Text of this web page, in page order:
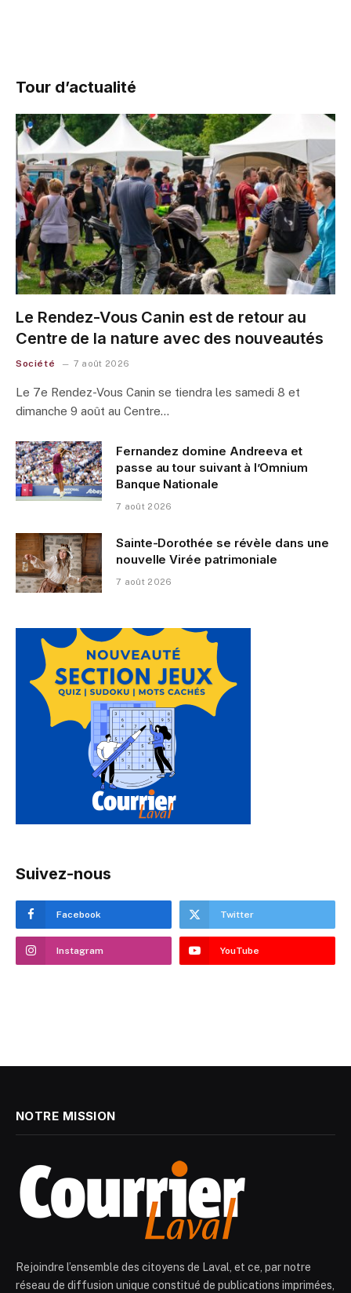
Tour d’actualité
Le Rendez-Vous Canin est de retour au
Centre de la nature avec des nouveautés
Société 7 août 2026
Le 7e Rendez-Vous Canin se tiendra les samedi 8 et
dimanche 9 août au Centre…
Fernandez domine Andreeva et
passe au tour suivant à l’Omnium
Banque Nationale
7 août 2026
Sainte-Dorothée se révèle dans une
nouvelle Virée patrimoniale
7 août 2026
Suivez-nous
Facebook Twitter
Instagram YouTube
NOTRE MISSION
Rejoindre l’ensemble des citoyens de Laval, et ce, par notre
réseau de diffusion unique constitué de publications imprimées,